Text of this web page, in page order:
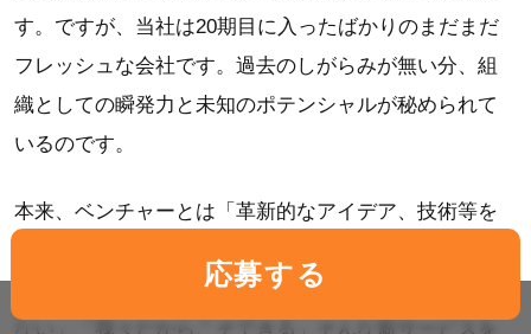
す。ですが、当社は20期目に入ったばかりのまだまだ
フレッシュな会社です。過去のしがらみが無い分、組
織としての瞬発力と未知のポテンシャルが秘められて
いるのです。
本来、ベンチャーとは「革新的なアイデア、技術等を
新興企業」であると考えています。「我々にしかでき
ない」「我々だからこそできる」そんな新サービスを
応募する